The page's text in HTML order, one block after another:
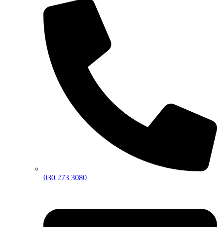
030 273 3080